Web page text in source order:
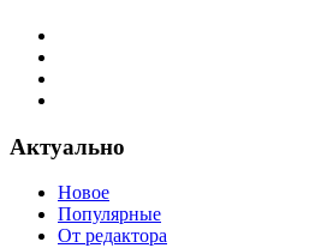
Актуально
Новое
Популярные
От редактора